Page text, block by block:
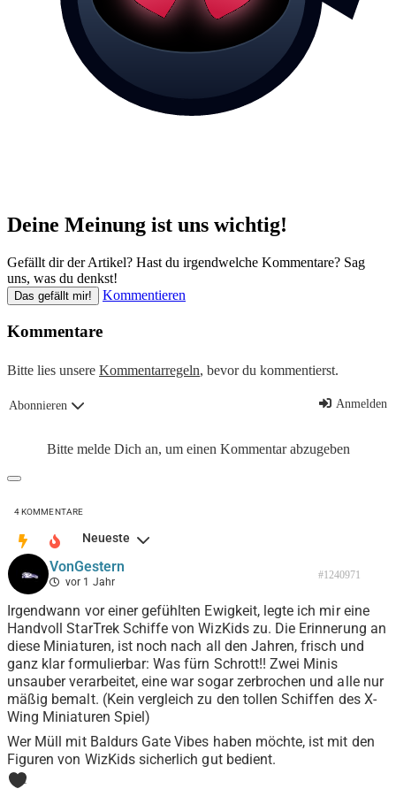
Deine Meinung ist uns wichtig!
Gefällt dir der Artikel? Hast du irgendwelche Kommentare? Sag
uns, was du denkst!
Das gefällt mir! Kommentieren
Kommentare
Bitte lies unsere Kommentarregeln, bevor du kommentierst.
Abonnieren Anmelden
Bitte melde Dich an, um einen Kommentar abzugeben
4KOMMENTARE
Neueste
VonGestern
vor 1 Jahr
#1240971
Irgendwann vor einer gefühlten Ewigkeit, legte ich mir eine
Handvoll StarTrek Schiffe von WizKids zu. Die Erinnerung an
diese Miniaturen, ist noch nach all den Jahren, frisch und
ganz klar formulierbar: Was fürn Schrott!! Zwei Minis
unsauber verarbeitet, eine war sogar zerbrochen und alle nur
mäßig bemalt. (Kein vergleich zu den tollen Schiffen des X-
Wing Miniaturen Spiel)
Wer Müll mit Baldurs Gate Vibes haben möchte, ist mit den
Figuren von WizKids sicherlich gut bedient.
1